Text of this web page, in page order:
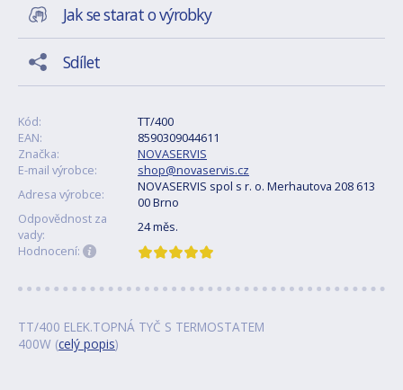
Jak se starat o výrobky
Sdílet
Kód:
TT/400
EAN:
8590309044611
Značka:
NOVASERVIS
E-mail výrobce:
shop@novaservis.cz
Adresa výrobce:
NOVASERVIS spol s r. o. Merhautova 208 613
00 Brno
Odpovědnost za
vady:
24 měs.
Hodnocení:
TT/400 ELEK.TOPNÁ TYČ S TERMOSTATEM
400W (celý popis)